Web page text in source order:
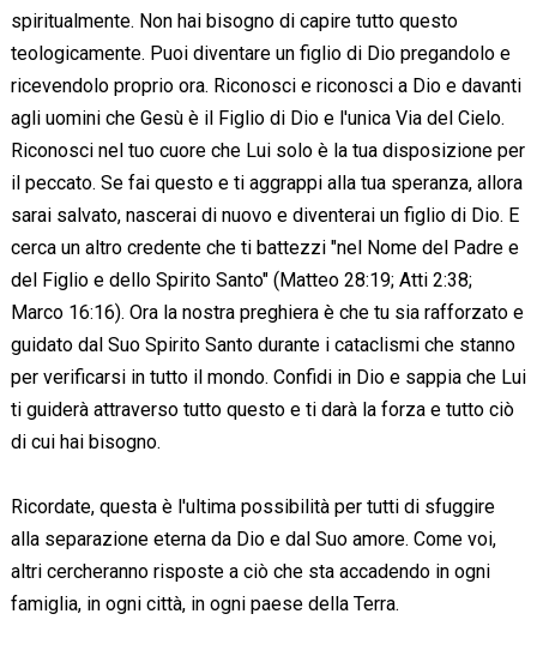
spiritualmente. Non hai bisogno di capire tutto questo
teologicamente. Puoi diventare un figlio di Dio pregandolo e
ricevendolo proprio ora. Riconosci e riconosci a Dio e davanti
agli uomini che Gesù è il Figlio di Dio e l'unica Via del Cielo.
Riconosci nel tuo cuore che Lui solo è la tua disposizione per
il peccato. Se fai questo e ti aggrappi alla tua speranza, allora
sarai salvato, nascerai di nuovo e diventerai un figlio di Dio. E
cerca un altro credente che ti battezzi "nel Nome del Padre e
del Figlio e dello Spirito Santo" (Matteo 28:19; Atti 2:38;
Marco 16:16). Ora la nostra preghiera è che tu sia rafforzato e
guidato dal Suo Spirito Santo durante i cataclismi che stanno
per verificarsi in tutto il mondo. Confidi in Dio e sappia che Lui
ti guiderà attraverso tutto questo e ti darà la forza e tutto ciò
di cui hai bisogno.
Ricordate, questa è l'ultima possibilità per tutti di sfuggire
alla separazione eterna da Dio e dal Suo amore. Come voi,
altri cercheranno risposte a ciò che sta accadendo in ogni
famiglia, in ogni città, in ogni paese della Terra.